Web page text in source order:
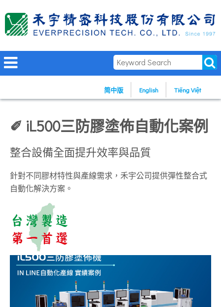
简中版 English Tiếng Việt
✐ iL500三防膠塗佈自動化案例
整合設備全面提升效率與品質
針對不同膠材特性與產線需求，禾宇公司提供彈性整合式
自動化解決方案。